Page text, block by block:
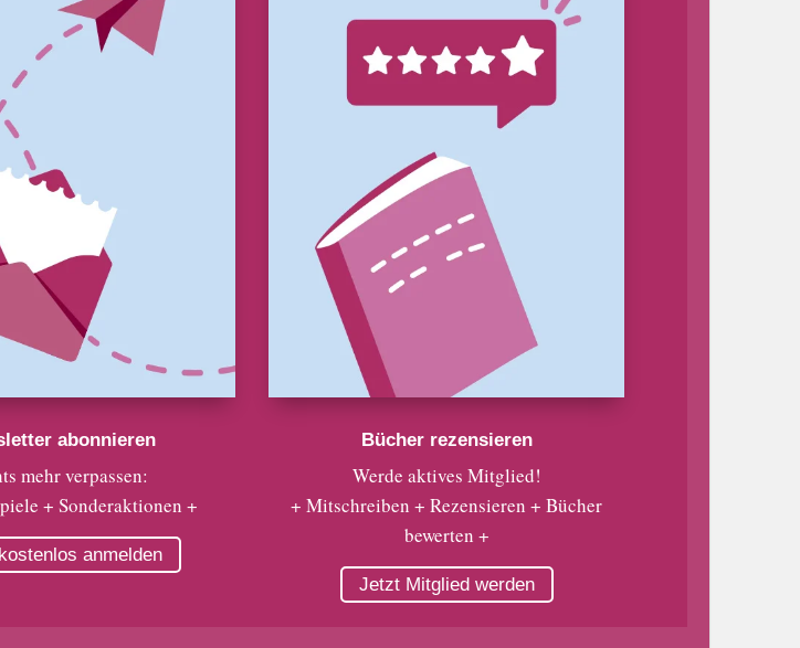
abonnieren
mehr verpassen:
+ Sonderaktionen +
anmelden
Bücher rezensieren
Werde aktives Mitglied!
+ Mitschreiben + Rezensieren + Bücher
bewerten +
Jetzt Mitglied werden